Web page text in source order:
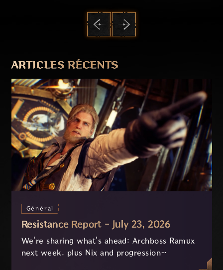
ARTICLES RÉCENTS
Général
Resistance Report - July 23, 2026
We're sharing what's ahead: Archboss Ramux
next week, plus Nix and progression